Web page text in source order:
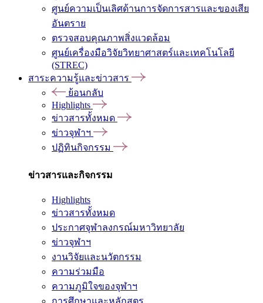
ศูนย์ความเป็นเลิศด้านการจัดการสารและของเสีย
อันตราย
ตรวจสอบคุณภาพสิ่งแวดล้อม
ศูนย์เครื่องมือวิจัยวิทยาศาสตร์และเทคโนโลยี
(STREC)
สาระความรู้และข่าวสาร
ย้อนกลับ
Highlights
ข่าวสารทั้งหมด
ข่าวจุฬาฯ
ปฏิทินกิจกรรม
ข่าวสารและกิจกรรม
Highlights
ข่าวสารทั้งหมด
ประกาศจุฬาลงกรณ์มหาวิทยาลัย
ข่าวจุฬาฯ
งานวิจัยและนวัตกรรม
ความร่วมมือ
ความภูมิใจของจุฬาฯ
การศึกษาและหลักสูตร